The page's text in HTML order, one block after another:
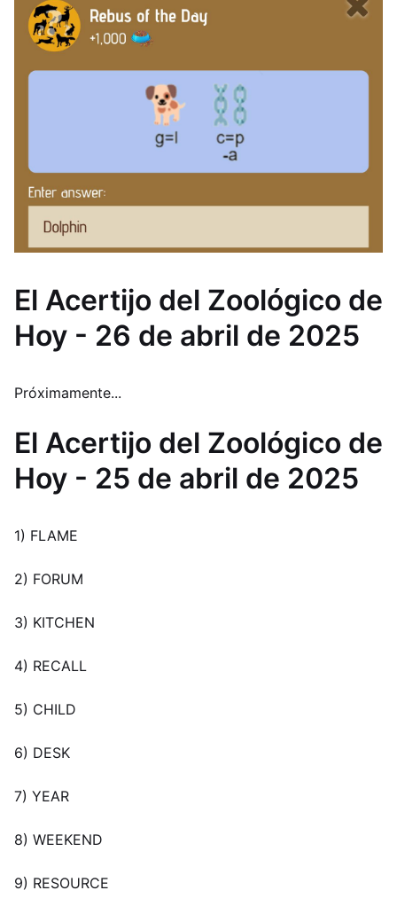
El Acertijo del Zoológico de
Hoy - 26 de abril de 2025
Próximamente...
El Acertijo del Zoológico de
Hoy - 25 de abril de 2025
1) FLAME
2) FORUM
3) KITCHEN
4) RECALL
5) CHILD
6) DESK
7) YEAR
8) WEEKEND
9) RESOURCE